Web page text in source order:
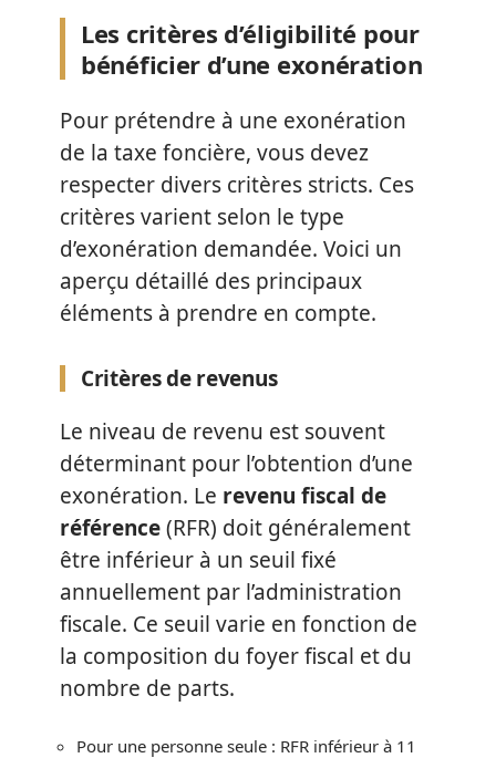
Les critères d’éligibilité pour
bénéficier d’une exonération
Pour prétendre à une exonération
de la taxe foncière, vous devez
respecter divers critères stricts. Ces
critères varient selon le type
d’exonération demandée. Voici un
aperçu détaillé des principaux
éléments à prendre en compte.
Critères de revenus
Le niveau de revenu est souvent
déterminant pour l’obtention d’une
exonération. Le revenu fiscal de
référence(RFR) doit généralement
être inférieur à un seuil fixé
annuellement par l’administration
fiscale. Ce seuil varie en fonction de
la composition du foyer fiscal et du
nombre de parts.
Pour une personne seule : RFR inférieur à 11